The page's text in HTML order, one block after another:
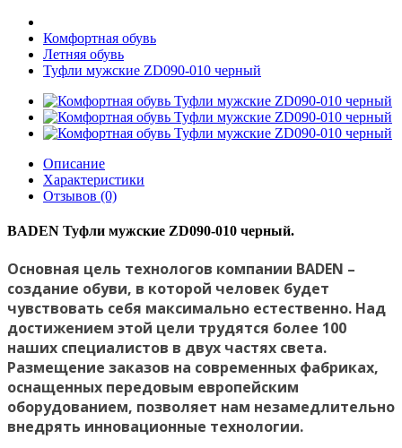
Комфортная обувь
Летняя обувь
Туфли мужские ZD090-010 черный
Описание
Характеристики
Отзывов (0)
BADEN Туфли мужские ZD090-010 черный.
Основная цель технологов компании BADEN –
создание обуви, в которой человек будет
чувствовать себя максимально естественно. Над
достижением этой цели трудятся более 100
наших специалистов в двух частях света.
Размещение заказов на современных фабриках,
оснащенных передовым европейским
оборудованием, позволяет нам незамедлительно
внедрять инновационные технологии.